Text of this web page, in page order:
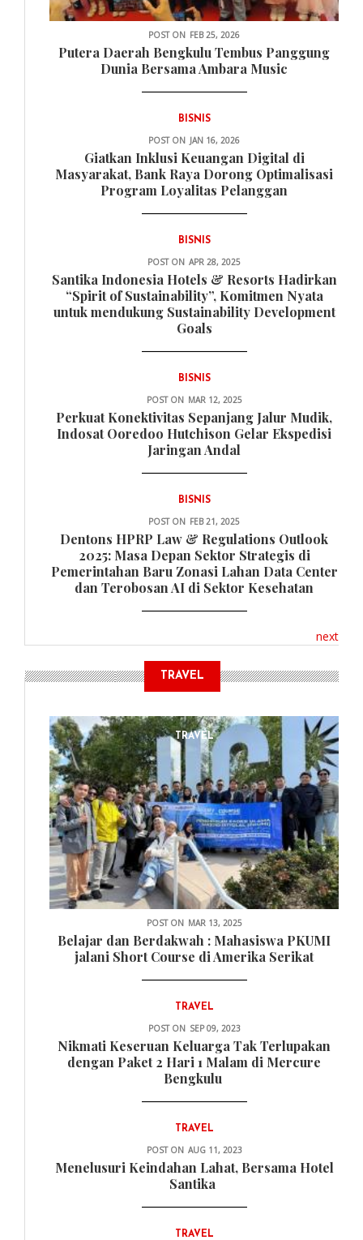
POST ON FEB 25, 2026
Putera Daerah Bengkulu Tembus Panggung
Dunia Bersama Ambara Music
BISNIS
POST ON JAN 16, 2026
Giatkan Inklusi Keuangan Digital di
Masyarakat, Bank Raya Dorong Optimalisasi
Program Loyalitas Pelanggan
BISNIS
POST ON APR 28, 2025
Santika Indonesia Hotels & Resorts Hadirkan
“Spirit of Sustainability”, Komitmen Nyata
untuk mendukung Sustainability Development
Goals
BISNIS
POST ON MAR 12, 2025
Perkuat Konektivitas Sepanjang Jalur Mudik,
Indosat Ooredoo Hutchison Gelar Ekspedisi
Jaringan Andal
BISNIS
POST ON FEB 21, 2025
Dentons HPRP Law & Regulations Outlook
2025: Masa Depan Sektor Strategis di
Pemerintahan Baru Zonasi Lahan Data Center
dan Terobosan AI di Sektor Kesehatan
next
TRAVEL
TRAVEL
POST ON MAR 13, 2025
Belajar dan Berdakwah : Mahasiswa PKUMI
jalani Short Course di Amerika Serikat
TRAVEL
POST ON SEP 09, 2023
Nikmati Keseruan Keluarga Tak Terlupakan
dengan Paket 2 Hari 1 Malam di Mercure
Bengkulu
TRAVEL
POST ON AUG 11, 2023
Menelusuri Keindahan Lahat, Bersama Hotel
Santika
TRAVEL